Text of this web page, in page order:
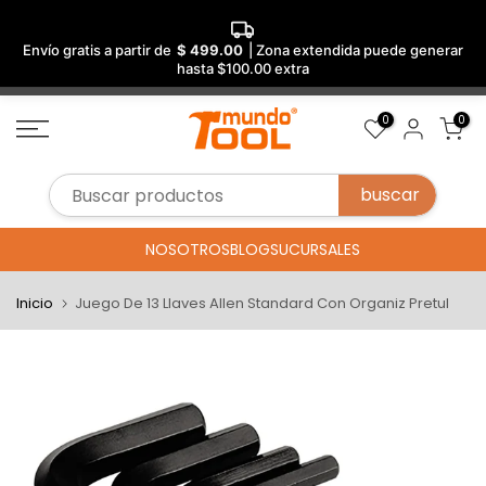
Envío gratis a partir de $ 499.00
| Zona extendida puede generar
hasta $100.00 extra
Saltar
al
0 0
NOSOTROSBLOGSUCURSALES
Inicio Juego De 13 Llaves Allen Standard Con Organiz Pretul